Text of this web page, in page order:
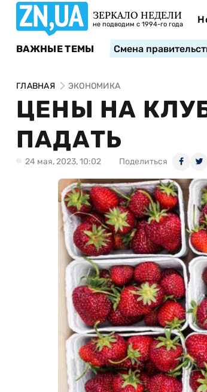
ЗЕРКАЛО НЕДЕЛИ
не подводим с 1994-го года
ВАЖНЫЕ ТЕМЫ Смена
ГЛАВНАЯ ЭКОНОМИКА
ЦЕНЫ НА
ПАДАТЬ
24 мая, 2023, 10:02 Поделиться